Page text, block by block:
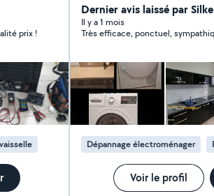
des
je serai
prix !
Bibliothèque -Bureau -TV
vaisselle - machine à laver - sèche-
sont très abordable par
Dernier avis laissé par
Il y a 1 mois
Très efficace, ponctuel,
Dépannage électroménager
Voir le profil